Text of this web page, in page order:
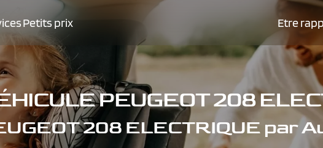
Petits prix Etre
PEUGEOT 208
208 ELECTRIQUE par